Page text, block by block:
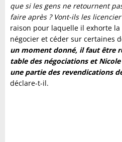
que si les gens ne retournent
faire après ? Vont-ils les licencier
raison pour laquelle il exhorte la
négocier et céder sur certaines
un moment donné, il faut être
table des négociations et
une partie des revendications
déclare-t-il.